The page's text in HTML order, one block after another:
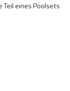
Teil eines Poolsets